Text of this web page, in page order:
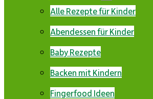
Alle Rezepte für Kinder
Abendessen für Kinder
Baby Rezepte
Backen mit Kindern
Fingerfood Ideen